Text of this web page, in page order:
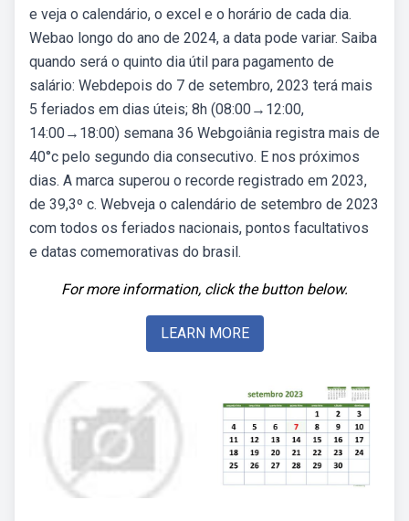
e veja o calendário, o excel e o horário de cada dia.
Webao longo do ano de 2024, a data pode variar. Saiba
quando será o quinto dia útil para pagamento de
salário: Webdepois do 7 de setembro, 2023 terá mais
5 feriados em dias úteis; 8h (08:00→12:00,
14:00→18:00) semana 36 Webgoiânia registra mais de
40°c pelo segundo dia consecutivo. E nos próximos
dias. A marca superou o recorde registrado em 2023,
de 39,3º c. Webveja o calendário de setembro de 2023
com todos os feriados nacionais, pontos facultativos
e datas comemorativas do brasil.
For more information, click the button below.
LEARN MORE